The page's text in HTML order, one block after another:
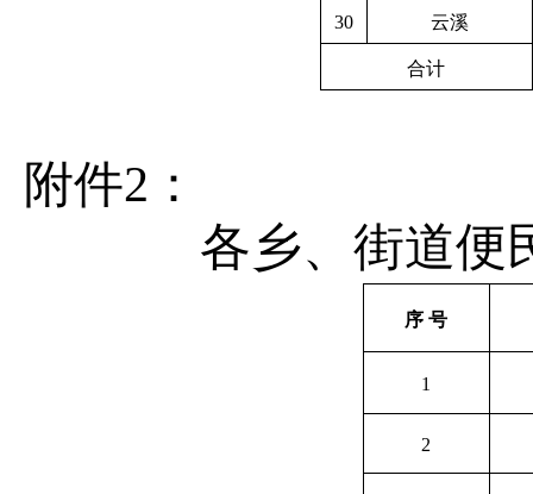
30 云溪
合计
附件2 ：
各乡、街道便
序 号
1
2